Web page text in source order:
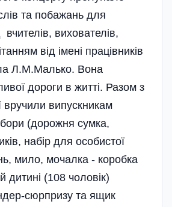
та побажань для
вчителів, вихователів,
від імені працівників
Л.М.Малько. Вона
дороги в житті. Разом з
вручили випускникам
(дорожня сумка,
набір для особистої
мило, мочалка - коробка
дитині (108 чоловік)
сюрпризу та ящик